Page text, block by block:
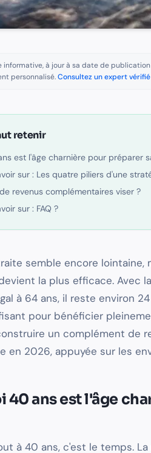
informative, à jour à sa date de
personnalisé.Consultez un expert vérifié
retenir
est l'âge charnière pour préparer
sur : Les quatre piliers d'une
revenus complémentaires viser ?
sur : FAQ ?
semble encore
la plus efficace. Avec
à 64 ans, il reste environ
pour bénéficier
un complément de
en 2026, appuyée sur les
40 ans est l'âge
à 40 ans, c'est le temps.